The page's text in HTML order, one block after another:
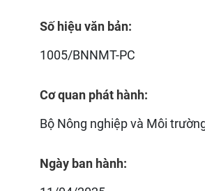
Số hiệu văn bản:
1005/BNNMT-PC
Cơ quan phát hành:
Bộ Nông nghiệp và Môi
Ngày ban hành: